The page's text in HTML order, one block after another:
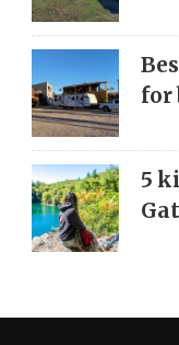
for
5